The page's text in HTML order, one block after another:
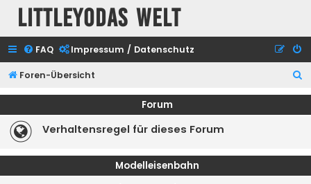
Littleyodas Welt
FAQ Impressum / Datenschutz
Foren-Übersicht
u
Forum
Verhaltensregel für dieses Forum
Modelleisenbahn